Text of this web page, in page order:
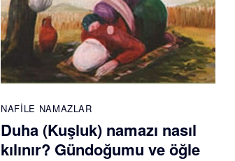
NAFILE NAMAZLAR
Duha (Kuşluk) namazı nasıl
kılınır? Gündoğumu ve öğle